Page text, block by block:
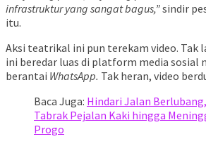
infrastruktur yang sangat bagus,”sindir
itu.
Aksi teatrikal ini pun terekam video. Tak
ini beredar luas di platform media sosial
berantai WhatsApp. Tak heran, video
Baca Juga: Hindari Jalan
Tabrak Pejalan Kaki hingga
Progo